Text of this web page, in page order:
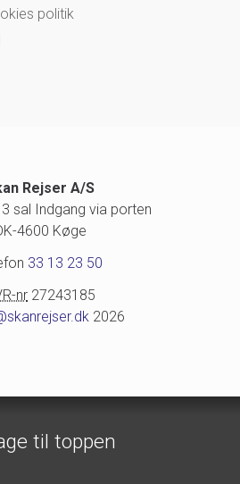
politik
Rejser A/S
sal Indgang via porten
4600 Køge
33 13 23 50
nr 27243185
2026
til toppen